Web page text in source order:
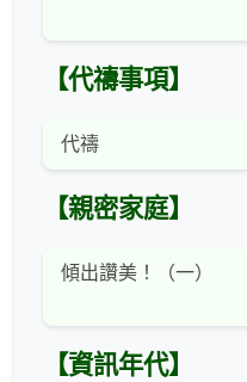
【代禱事項】
代禱
【親密家庭】
傾出讚美！（一）
【資訊年代】